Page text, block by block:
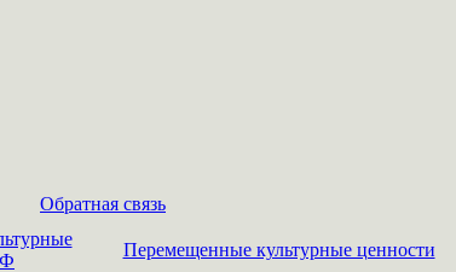
Обратная связь
Перемещенные культурные ценности